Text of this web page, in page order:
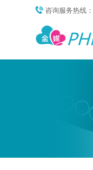
 咨询服务热线：